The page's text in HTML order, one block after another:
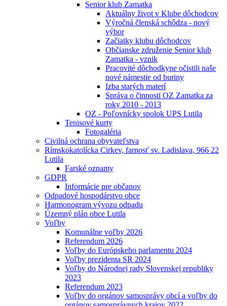
Senior klub Zamatka
Aktuálny život v Klube dôchodcov
Výročná členská schôdza - nový
výbor
Začiatky klubu dôchodcov
Občianske združenie Senior klub
Zamatka - vznik
Pracovité dôchodkyne očistili naše
nové námestie od buriny
Izba starých materí
Správa o činnosti OZ Zamatka za
roky 2010 - 2013
OZ - Poľovnícky spolok UPS Lutila
Tenisové kurty
Fotogaléria
Civilná ochrana obyvateľstva
Rímskokatolícka Cirkev, farnosť sv. Ladislava, 966 22
Lutila
Farské oznamy
GDPR
Informácie pre občanov
Odpadové hospodárstvo obce
Harmonogram vývozu odpadu
Územný plán obce Lutila
Voľby
Komunálne voľby 2026
Referendum 2026
Voľby do Európskeho parlamentu 2024
Voľby prezidenta SR 2024
Voľby do Národnej rady Slovenskej republiky
2023
Referendum 2023
Voľby do orgánov samosprávy obcí a voľby do